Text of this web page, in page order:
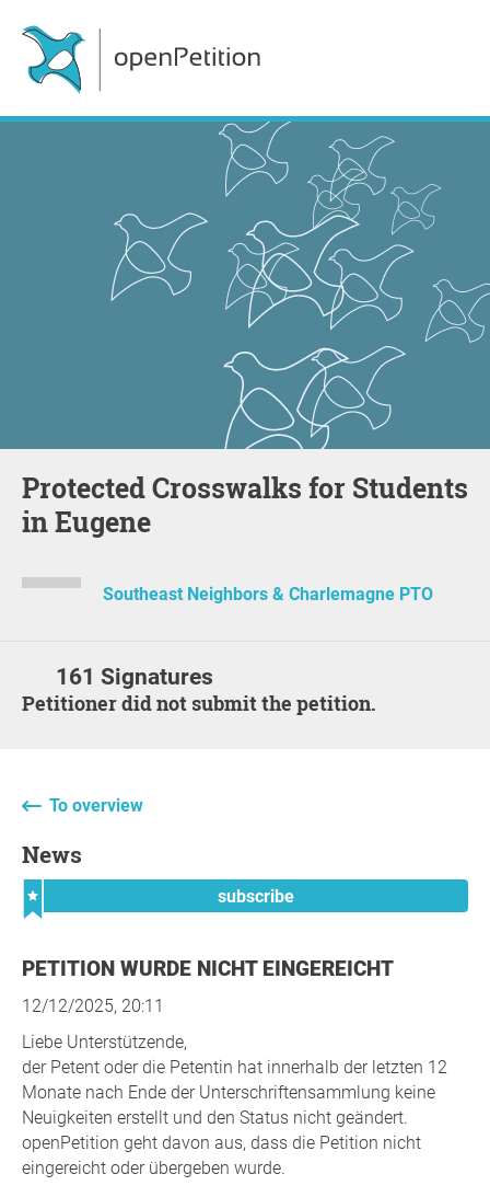
Protected Crosswalks for Students
in Eugene
Southeast Neighbors & Charlemagne PTO
161 Signatures
Petitioner did not submit the petition.
To overview
News
subscribe
PETITION WURDE NICHT EINGEREICHT
12/12/2025, 20:11
Liebe Unterstützende,
der Petent oder die Petentin hat innerhalb der letzten 12
Monate nach Ende der Unterschriftensammlung keine
Neuigkeiten erstellt und den Status nicht geändert.
openPetition geht davon aus, dass die Petition nicht
eingereicht oder übergeben wurde.